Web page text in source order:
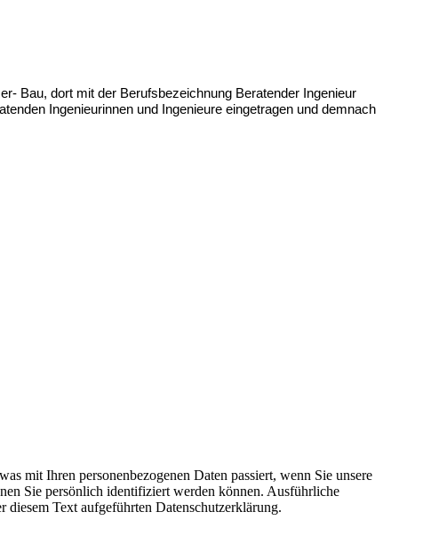
Bau, dort mit der Berufsbezeichnung Beratender Ingenieur
Ingenieurinnen und Ingenieure eingetragen und demnach
mit Ihren personenbezogenen Daten passiert, wenn Sie unsere
Sie persönlich identifiziert werden können. Ausführliche
diesem Text aufgeführten Datenschutzerklärung.